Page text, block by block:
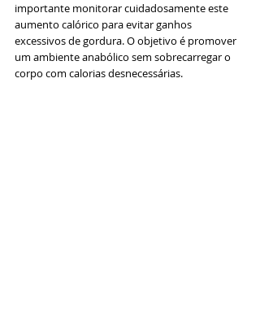
importante monitorar cuidadosamente este
aumento calórico para evitar ganhos
excessivos de gordura. O objetivo é promover
um ambiente anabólico sem sobrecarregar o
corpo com calorias desnecessárias.